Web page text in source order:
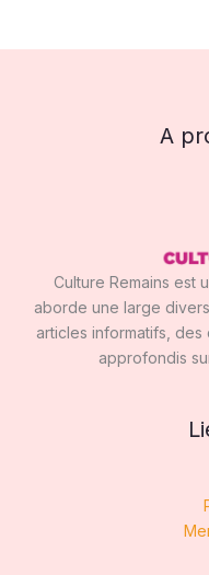
A
Culture Remains est
aborde une large
articles informatifs,
approfondis